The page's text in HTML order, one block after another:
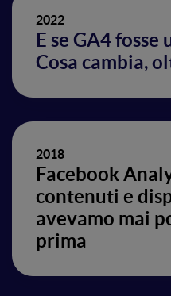
2022
E se GA4 fosse
Cosa cambia,
2018
Facebook
contenuti e
avevamo mai
prima